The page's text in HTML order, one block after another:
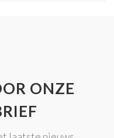
ONZE